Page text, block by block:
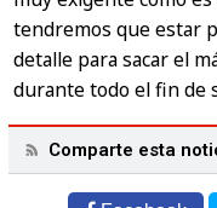
tendremos que estar
detalle para sacar el
durante todo el fin de
Comparte esta